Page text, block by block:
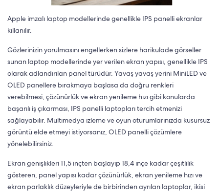
Apple imzalı laptop modellerinde genellikle IPS panelli ekranlar
kıllanılır.
Gözlerinizin yorulmasını engellerken sizlere harikulade görseller
sunan laptop modellerinde yer verilen ekran yapısı, genellikle IPS
olarak adlandırılan panel türüdür. Yavaş yavaş yerini MiniLED ve
OLED panellere bırakmaya başlasa da doğru renkleri
verebilmesi, çözünürlük ve ekran yenileme hızı gibi konularda
başarılı iş çıkarması, IPS panelli laptopları tercih etmenizi
sağlayabilir. Multimedya izleme ve oyun oturumlarınızda kusursuz
görüntü elde etmeyi istiyorsanız, OLED panelli çözümlere
yönelebilirsiniz.
Ekran genişlikleri 11,5 inçten başlayıp 18,4 inçe kadar çeşitlilik
gösteren, panel yapısı kadar çözünürlük, ekran yenileme hızı ve
ekran parlaklık düzeyleriyle de birbirinden ayrılan laptoplar, ikisi